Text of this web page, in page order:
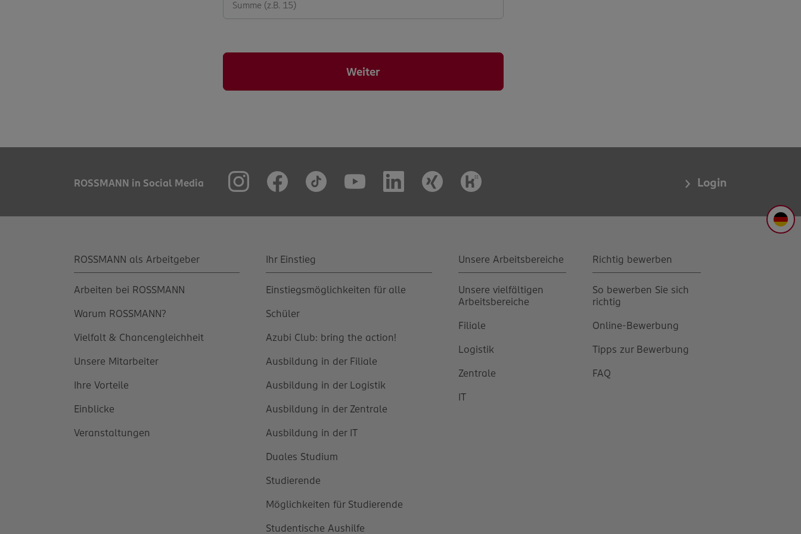
DE
Weiter
ROSSMANN in Social Media Login
ROSSMANN als Arbeitgeber
Arbeiten bei ROSSMANN
Warum ROSSMANN?
Vielfalt & Chancengleichheit
Unsere Mitarbeiter
Ihre Vorteile
Einblicke
Veranstaltungen
Ihr Einstieg
Einstiegsmöglichkeiten für alle
Schüler
Azubi Club: bring the action!
Ausbildung in der Filiale
Ausbildung in der Logistik
Ausbildung in der Zentrale
Ausbildung in der IT
Duales Studium
Studierende
Möglichkeiten für Studierende
Studentische Aushilfe
Unsere Arbeitsbereiche
Unsere vielfältigen
Arbeitsbereiche
Filiale
Logistik
Zentrale
Richtig bewerben
So bewerben Sie sich
richtig
Online-Bewerbung
Tipps zur Bewerbung
FAQ